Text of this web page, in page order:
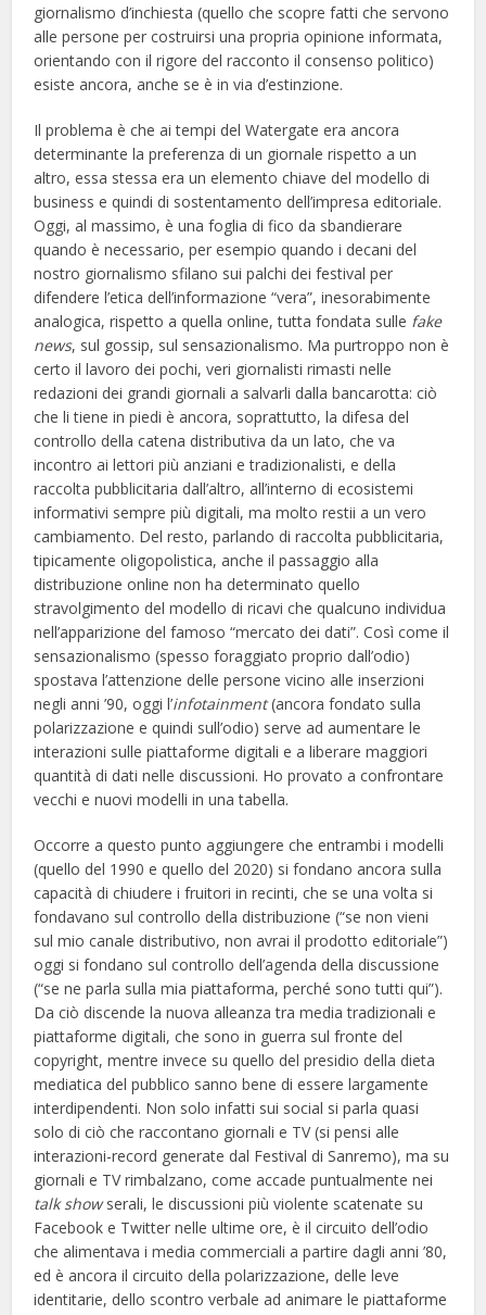
giornalismo d’inchiesta (quello che scopre fatti che servono
alle persone per costruirsi una propria opinione informata,
orientando con il rigore del racconto il consenso politico)
esiste ancora, anche se è in via d’estinzione.
Il problema è che ai tempi del Watergate era ancora
determinante la preferenza di un giornale rispetto a un
altro, essa stessa era un elemento chiave del modello di
business e quindi di sostentamento dell’impresa editoriale.
Oggi, al massimo, è una foglia di fico da sbandierare
quando è necessario, per esempio quando i decani del
nostro giornalismo sfilano sui palchi dei festival per
difendere l’etica dell’informazione “vera”, inesorabimente
analogica, rispetto a quella online, tutta fondata sulle fake
news, sul gossip, sul sensazionalismo. Ma purtroppo non è
certo il lavoro dei pochi, veri giornalisti rimasti nelle
redazioni dei grandi giornali a salvarli dalla bancarotta: ciò
che li tiene in piedi è ancora, soprattutto, la difesa del
controllo della catena distributiva da un lato, che va
incontro ai lettori più anziani e tradizionalisti, e della
raccolta pubblicitaria dall’altro, all’interno di ecosistemi
informativi sempre più digitali, ma molto restii a un vero
cambiamento. Del resto, parlando di raccolta pubblicitaria,
tipicamente oligopolistica, anche il passaggio alla
distribuzione online non ha determinato quello
stravolgimento del modello di ricavi che qualcuno individua
nell’apparizione del famoso “mercato dei dati”. Così come il
sensazionalismo (spesso foraggiato proprio dall’odio)
spostava l’attenzione delle persone vicino alle inserzioni
negli anni ’90, oggi l’infotainment(ancora fondato sulla
polarizzazione e quindi sull’odio) serve ad aumentare le
interazioni sulle piattaforme digitali e a liberare maggiori
quantità di dati nelle discussioni. Ho provato a confrontare
vecchi e nuovi modelli in una tabella.
Occorre a questo punto aggiungere che entrambi i modelli
(quello del 1990 e quello del 2020) si fondano ancora sulla
capacità di chiudere i fruitori in recinti, che se una volta si
fondavano sul controllo della distribuzione (“se non vieni
sul mio canale distributivo, non avrai il prodotto editoriale”)
oggi si fondano sul controllo dell’agenda della discussione
(“se ne parla sulla mia piattaforma, perché sono tutti qui”).
Da ciò discende la nuova alleanza tra media tradizionali e
piattaforme digitali, che sono in guerra sul fronte del
copyright, mentre invece su quello del presidio della dieta
mediatica del pubblico sanno bene di essere largamente
interdipendenti. Non solo infatti sui social si parla quasi
solo di ciò che raccontano giornali e TV (si pensi alle
interazioni-record generate dal Festival di Sanremo), ma su
giornali e TV rimbalzano, come accade puntualmente nei
talk showserali, le discussioni più violente scatenate su
Facebook e Twitter nelle ultime ore, è il circuito dell’odio
che alimentava i media commerciali a partire dagli anni ’80,
ed è ancora il circuito della polarizzazione, delle leve
identitarie, dello scontro verbale ad animare le piattaforme